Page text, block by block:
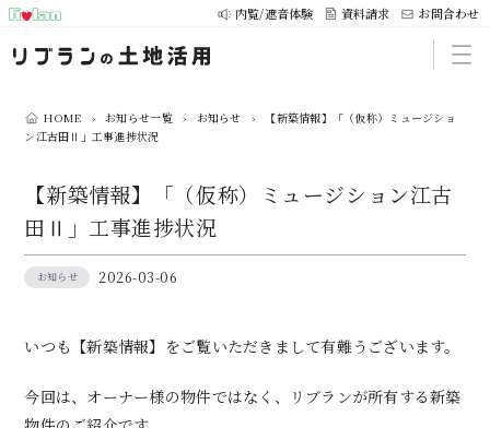
内覧/遮音体験 資料請求 お問合わせ
HOME › お知らせ一覧 › お知らせ ›
【新築情報】「（仮称）ミュージショ
ン江古田Ⅱ」工事進捗状況
【新築情報】「（仮称）ミュージション江古
田Ⅱ」工事進捗状況
お知らせ 2026-03-06
いつも【新築情報】をご覧いただきまして有難うございます。
今回は、オーナー様の物件ではなく、リブランが所有する新築